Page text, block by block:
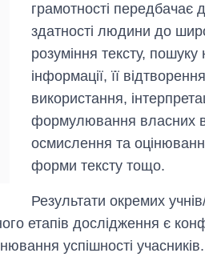
грамотності передбачає
здатності людини до
розуміння тексту, пошуку
інформації, її відтворення
використання,
формулювання власних
осмислення та
форми тексту тощо.
Результати окремих учнів/
етапів дослідження є
успішності